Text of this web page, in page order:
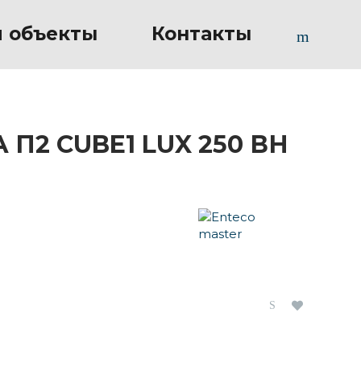
Контакты
CUBE1 LUX 250 ВН